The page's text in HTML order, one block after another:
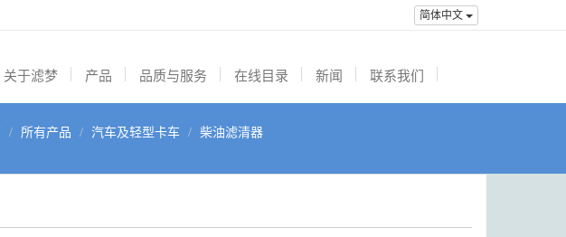
简体中文
关于滤梦 产品 品质与服务 在线目录 新闻 联系我们
所有产品 汽车及轻型卡车 柴油滤清器